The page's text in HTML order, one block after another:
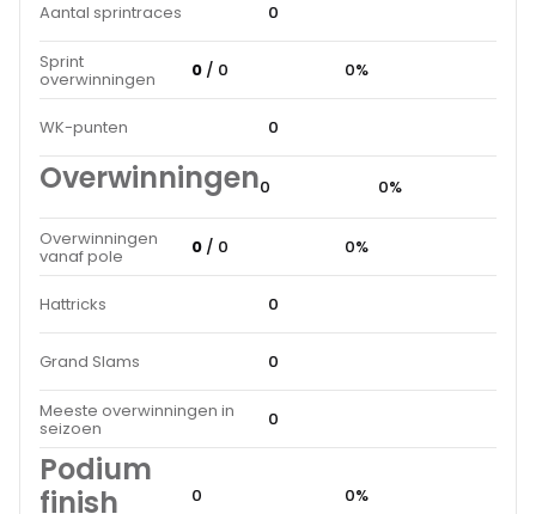
Aantal sprintraces 0
Sprint
overwinningen 0 / 0 0%
WK-punten 0
Overwinningen0 0%
Overwinningen
vanaf pole 0 / 0 0%
Hattricks 0
Grand Slams 0
Meeste overwinningen in
seizoen 0
Podium
finish
0 0%